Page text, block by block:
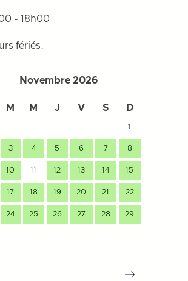
- 18h00
fériés.
Novembre 2026
M M J V S D
1
3 4 5 6 7 8
10 11 12 13 14 15
17 18 19 20 21 22
24 25 26 27 28 29